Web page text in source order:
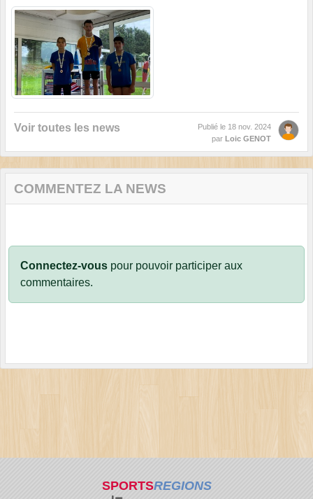
Voir toutes les news Publié le 18 nov. 2024
par Loic GENOT
COMMENTEZ LA NEWS
Connectez-vous pour pouvoir participer aux
commentaires.
SPORTSREGIONS